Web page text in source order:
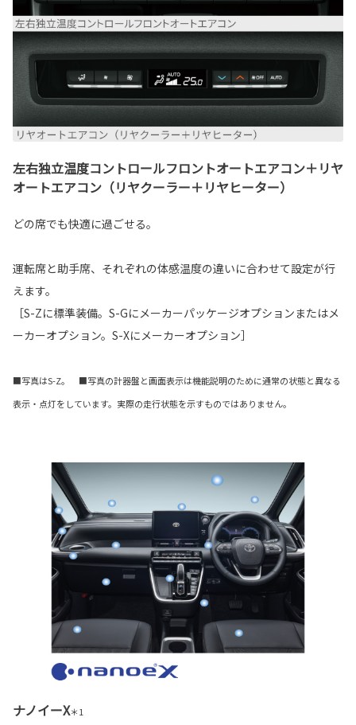
左右独立温度コントロールフロントオートエアコン＋リヤ
オートエアコン（リヤクーラー＋リヤヒーター）
どの席でも快適に過ごせる。
運転席と助手席、それぞれの体感温度の違いに合わせて設定が行
えます。
［S-Zに標準装備。S-Gにメーカーパッケージオプションまたはメ
ーカーオプション。S-Xにメーカーオプション］
■写真はS-Z。 ■写真の計器盤と画面表示は機能説明のために通常の状態と異なる
表示・点灯をしています。実際の走行状態を示すものではありません。
ナノイーX＊1